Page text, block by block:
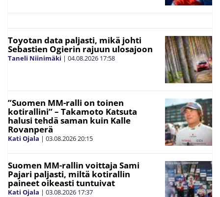
Toyotan data paljasti, mikä johti
Sebastien Ogierin rajuun ulosajoon
Taneli Niinimäki | 04.08.2026 17:58
”Suomen MM-ralli on toinen
kotirallini” – Takamoto Katsuta
halusi tehdä saman kuin Kalle
Rovanperä
Kati Ojala | 03.08.202620:15
Suomen MM-rallin voittaja Sami
Pajari paljasti, miltä kotirallin
paineet oikeasti tuntuivat
Kati Ojala | 03.08.2026 17:37